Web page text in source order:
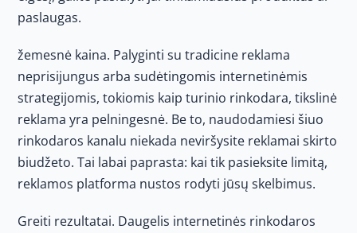
paslaugas.
žemesnė kaina. Palyginti su tradicine reklama
neprisijungus arba sudėtingomis internetinėmis
strategijomis, tokiomis kaip turinio rinkodara, tikslinė
reklama yra pelningesnė. Be to, naudodamiesi šiuo
rinkodaros kanalu niekada neviršysite reklamai skirto
biudžeto. Tai labai paprasta: kai tik pasieksite limitą,
reklamos platforma nustos rodyti jūsų skelbimus.
Greiti rezultatai. Daugelis internetinės rinkodaros